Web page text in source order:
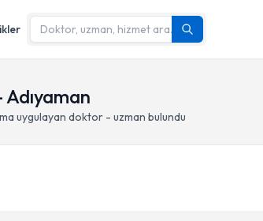
uygulayan doktor - uzman bulundu